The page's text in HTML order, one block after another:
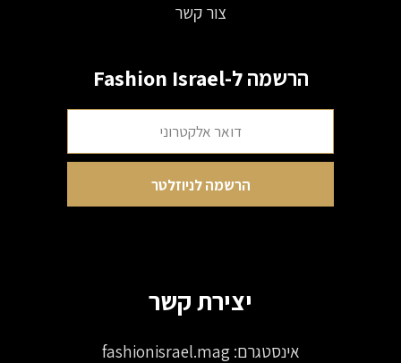
צור קשר
הרשמה ל-Fashion Israel
יצירת קשר
אינסטגרם:fashionisrael.mag